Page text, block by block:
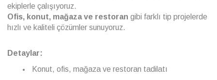
ekiplerle çalışıyoruz.
Ofis, konut, mağaza ve restoran gibi farklı tip projelerde
hızlı ve kaliteli çözümler sunuyoruz.
Detaylar:
Konut, ofis, mağaza ve restoran tadilatı